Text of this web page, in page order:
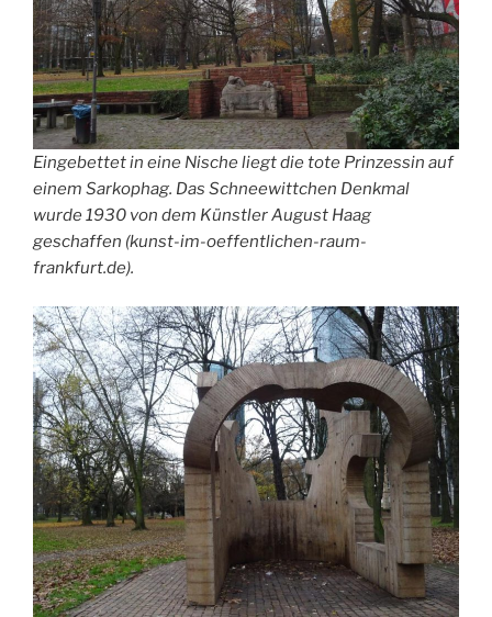
Eingebettet in eine Nische liegt die tote Prinzessin auf
einem Sarkophag. Das Schneewittchen Denkmal
wurde 1930 von dem Künstler August Haag
geschaffen (kunst-im-oeffentlichen-raum-
frankfurt.de).